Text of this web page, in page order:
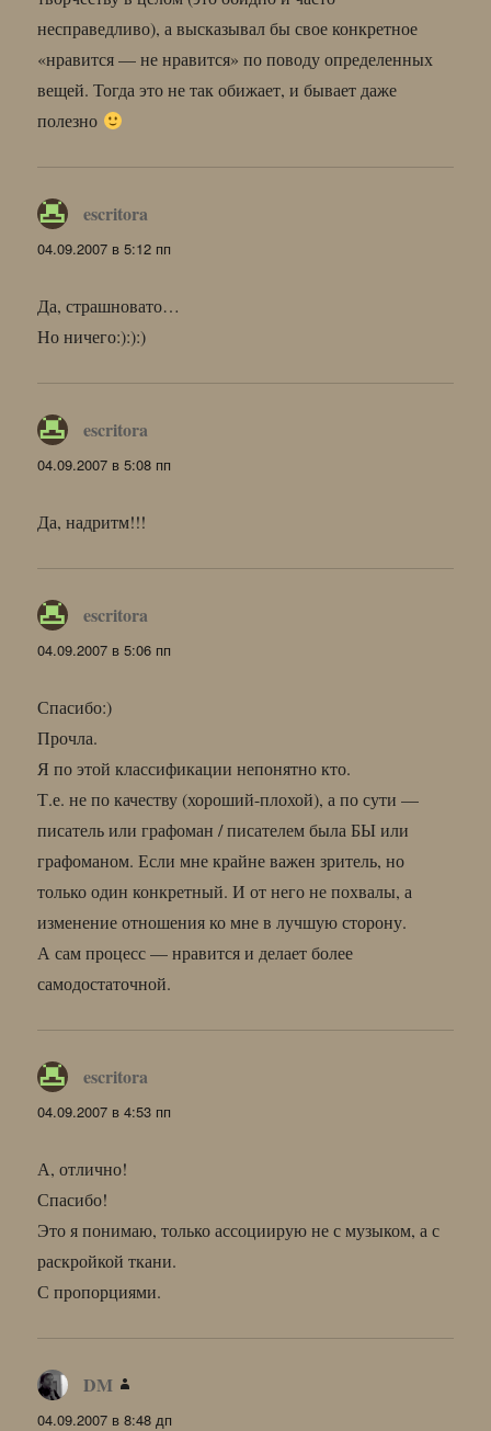
несправедливо), а высказывал бы свое конкретное
«нравится — не нравится» по поводу определенных
вещей. Тогда это не так обижает, и бывает даже
полезно
escritora
04.09.2007 в 5:12 пп
Да, страшновато…
Но ничего:):):)
escritora
04.09.2007 в 5:08 пп
Да, надритм!!!
escritora
04.09.2007 в 5:06 пп
Спасибо:)
Прочла.
Я по этой классификации непонятно кто.
Т.е. не по качеству (хороший-плохой), а по сути —
писатель или графоман / писателем была БЫ или
графоманом. Если мне крайне важен зритель, но
только один конкретный. И от него не похвалы, а
изменение отношения ко мне в лучшую сторону.
А сам процесс — нравится и делает более
самодостаточной.
escritora
04.09.2007 в 4:53 пп
А, отлично!
Спасибо!
Это я понимаю, только ассоциирую не с музыком, а с
раскройкой ткани.
С пропорциями.
DM
04.09.2007 в 8:48 дп